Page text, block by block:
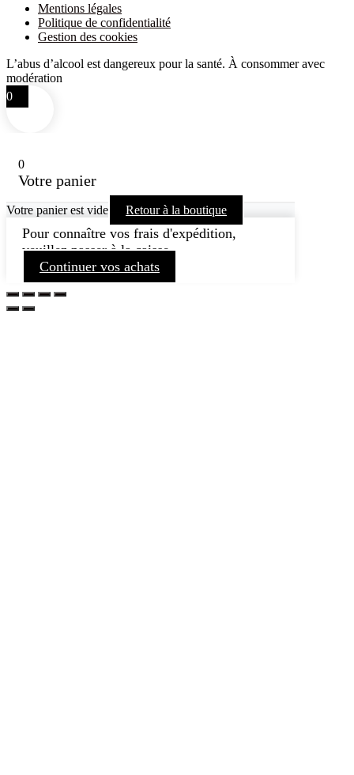
Mentions légales
Politique de confidentialité
Gestion des cookies
L’abus d’alcool est dangereux pour la santé. À consommer avec
modération
0
0
Votre panier
Votre panier est vide Retour à la boutique
Pour connaître vos frais d'expédition,
veuillez passer à la caisse.
Continuer vos achats